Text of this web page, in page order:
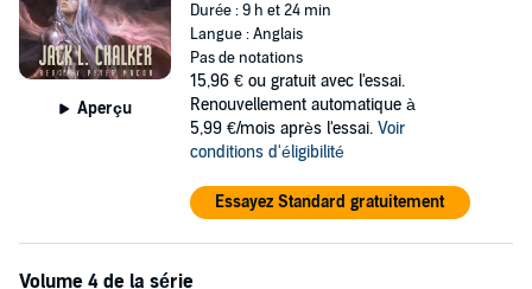
Aperçu
Durée : 9 h et 24 min
Langue : Anglais
Pas de notations
15,96 € ou gratuit avec l'essai.
Renouvellement automatique à
5,99 €/mois après l'essai. Voir
conditions d'éligibilité
Essayez Standard gratuitement
Volume 4 de la série